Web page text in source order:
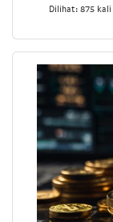
Dilihat: 875 kali